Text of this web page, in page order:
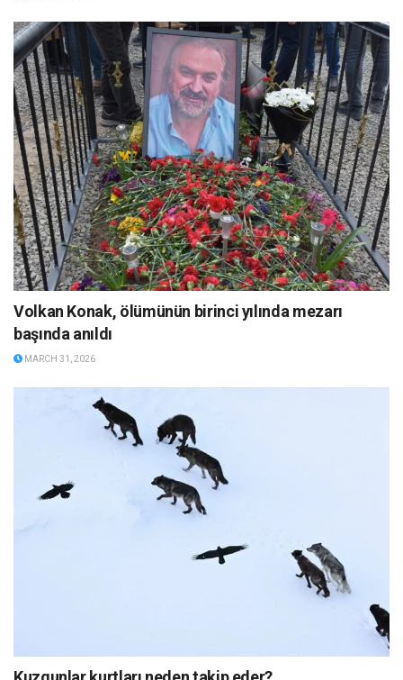
Volkan Konak, ölümünün birinci yılında mezarı
başında anıldı
MARCH 31, 2026